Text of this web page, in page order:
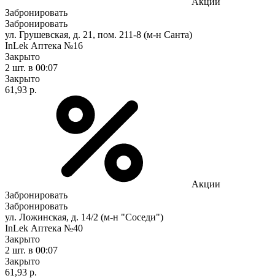
Забронировать
Забронировать
ул. Грушевская, д. 21, пом. 211-8 (м-н Санта)
InLek Аптека №16
Закрыто
2 шт. в 00:07
Закрыто
61,93 р.
Акции
Забронировать
Забронировать
ул. Ложинская, д. 14/2 (м-н "Соседи")
InLek Аптека №40
Закрыто
2 шт. в 00:07
Закрыто
61,93 р.